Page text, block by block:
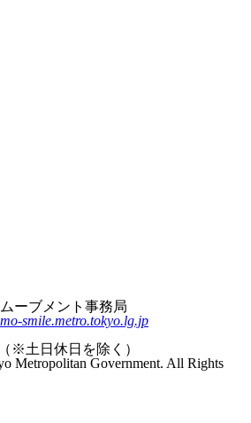
ーブメント事務局
smile.metro.tokyo.lg.jp
※土日休日を除く）
Metropolitan Government. All Rights